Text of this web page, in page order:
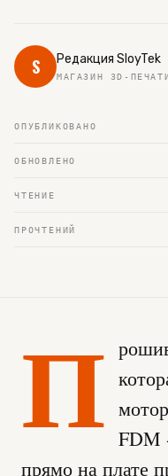
S Редакция SloyTek
МАГАЗИН 3D-
ОПУБЛИКОВАНО
ОБНОВЛЕНО
ЧТЕНИЕ
ПРОЧТЕНИЙ
П FDM
прямо на плате